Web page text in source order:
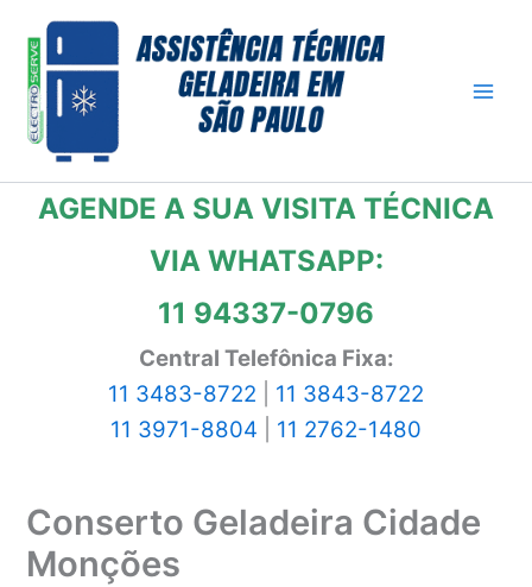
para
conteúdo
AGENDE A SUA VISITA TÉCNICA
VIA WHATSAPP:
11 94337-0796
Central Telefônica Fixa:
11 3483-8722
11 3843-8722
11 3971-8804
11 2762-1480
Conserto Geladeira Cidade
Monções